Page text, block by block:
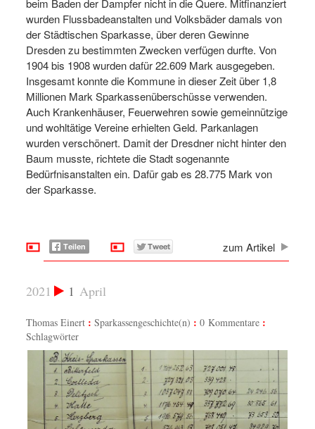
beim Baden der Dampfer nicht in die Quere. Mitfinanziert
wurden Flussbadeanstalten und Volksbäder damals von
der Städtischen Sparkasse, über deren Gewinne
Dresden zu bestimmten Zwecken verfügen durfte. Von
1904 bis 1908 wurden dafür 22.609 Mark ausgegeben.
Insgesamt konnte die Kommune in dieser Zeit über 1,8
Millionen Mark Sparkassenüberschüsse verwenden.
Auch Krankenhäuser, Feuerwehren sowie gemeinnützige
und wohltätige Vereine erhielten Geld. Parkanlagen
wurden verschönert. Damit der Dresdner nicht hinter den
Baum musste, richtete die Stadt sogenannte
Bedürfnisanstalten ein. Dafür gab es 28.775 Mark von
der Sparkasse.
zum Artikel
1 April
2021
Thomas Einert Sparkassengeschichte(n)
0 Kommentare
Schlagwörter